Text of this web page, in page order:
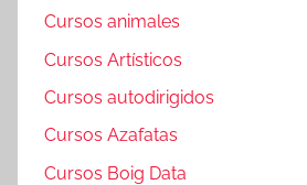
Cursos animales
Cursos Artísticos
Cursos autodirigidos
Cursos Azafatas
Cursos Boig Data